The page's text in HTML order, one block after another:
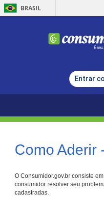
BRASIL
Entrar
Como Aderir
O Consumidor.gov.br consiste
consumidor resolver seu
cadastradas.